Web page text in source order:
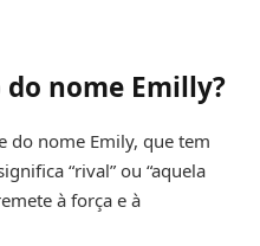
nome Emilly?
do nome Emily, que tem
“rival” ou “aquela
à força e à